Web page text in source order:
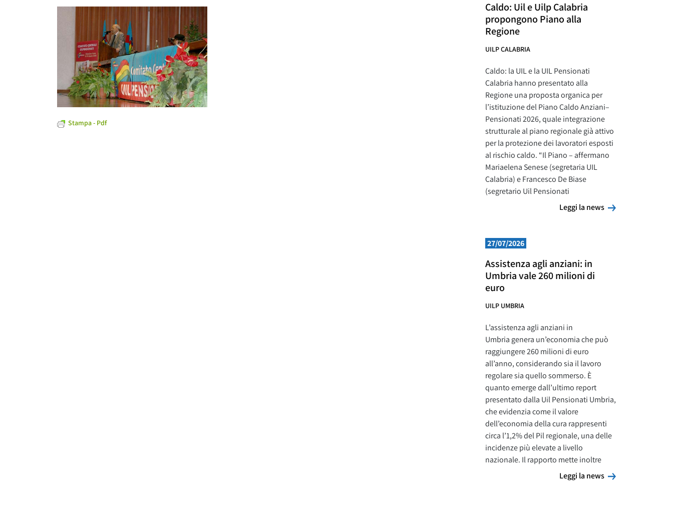
Stampa - Pdf
Caldo: Uil e Uilp Calabria
propongono Piano alla
Regione
UILP CALABRIA
Caldo: la UIL e la UIL Pensionati
Calabria hanno presentato alla
Regione una proposta organica per
l’istituzione del Piano Caldo Anziani–
Pensionati 2026, quale integrazione
strutturale al piano regionale già attivo
per la protezione dei lavoratori esposti
al rischio caldo. “Il Piano – affermano
Mariaelena Senese (segretaria UIL
Calabria) e Francesco De Biase
(segretario Uil Pensionati
Leggi la news
Leggi la news
27/07/2026
Assistenza agli anziani: in
Umbria vale 260 milioni di
euro
UILP UMBRIA
L’assistenza agli anziani in
Umbria genera un’economia che può
raggiungere 260 milioni di euro
all’anno, considerando sia il lavoro
regolare sia quello sommerso. È
quanto emerge dall’ultimo report
presentato dalla Uil Pensionati Umbria,
che evidenzia come il valore
dell’economia della cura rappresenti
circa l’1,2% del Pil regionale, una delle
incidenze più elevate a livello
nazionale. Il rapporto mette inoltre
Leggi la news
Leggi la news